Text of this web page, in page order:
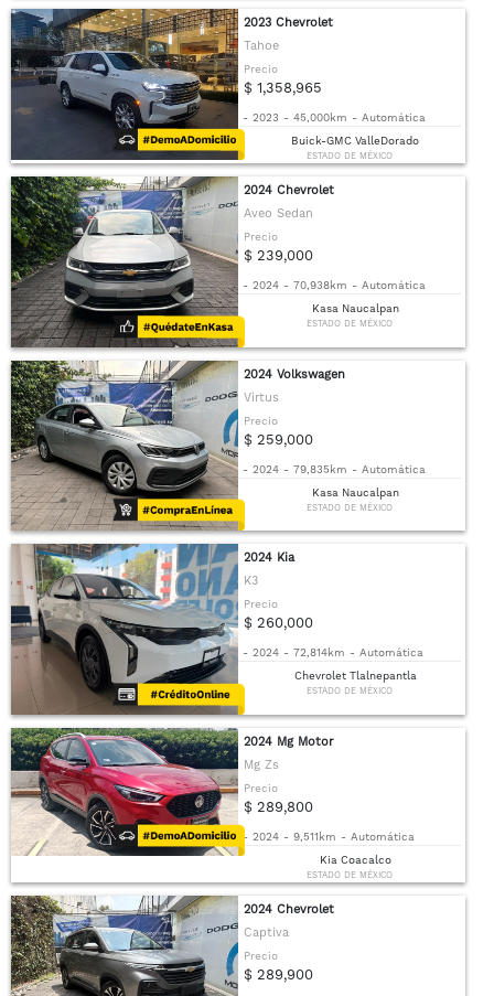
2023 Chevrolet
Tahoe
Precio
$ 1,358,965
- 2023 - 45,000km - Automática
Buick-GMC ValleDorado
ESTADO DE MÉXICO
2024 Chevrolet
Aveo Sedan
Precio
$ 239,000
- 2024 - 70,938km - Automática
Kasa Naucalpan
ESTADO DE MÉXICO
2024 Volkswagen
Virtus
Precio
$ 259,000
- 2024 - 79,835km - Automática
Kasa Naucalpan
ESTADO DE MÉXICO
2024 Kia
K3
Precio
$ 260,000
- 2024 - 72,814km - Automática
Chevrolet Tlalnepantla
ESTADO DE MÉXICO
2024 Mg Motor
Mg Zs
Precio
$ 289,800
- 2024 - 9,511km - Automática
Kia Coacalco
ESTADO DE MÉXICO
2024 Chevrolet
Captiva
Precio
$ 289,900